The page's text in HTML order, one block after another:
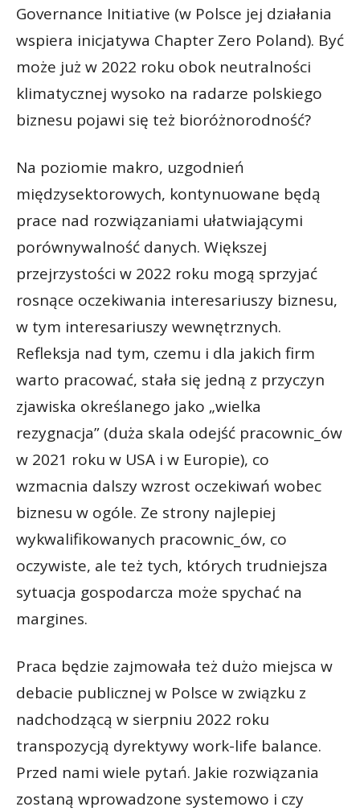
Governance Initiative (w Polsce jej działania
wspiera inicjatywa Chapter Zero Poland). Być
może już w 2022 roku obok neutralności
klimatycznej wysoko na radarze polskiego
biznesu pojawi się też bioróżnorodność?
Na poziomie makro, uzgodnień
międzysektorowych, kontynuowane będą
prace nad rozwiązaniami ułatwiającymi
porównywalność danych. Większej
przejrzystości w 2022 roku mogą sprzyjać
rosnące oczekiwania interesariuszy biznesu,
w tym interesariuszy wewnętrznych.
Refleksja nad tym, czemu i dla jakich firm
warto pracować, stała się jedną z przyczyn
zjawiska określanego jako „wielka
rezygnacja” (duża skala odejść pracownic_ów
w 2021 roku w USA i w Europie), co
wzmacnia dalszy wzrost oczekiwań wobec
biznesu w ogóle. Ze strony najlepiej
wykwalifikowanych pracownic_ów, co
oczywiste, ale też tych, których trudniejsza
sytuacja gospodarcza może spychać na
margines.
Praca będzie zajmowała też dużo miejsca w
debacie publicznej w Polsce w związku z
nadchodzącą w sierpniu 2022 roku
transpozycją dyrektywy work-life balance.
Przed nami wiele pytań. Jakie rozwiązania
zostaną wprowadzone systemowo i czy